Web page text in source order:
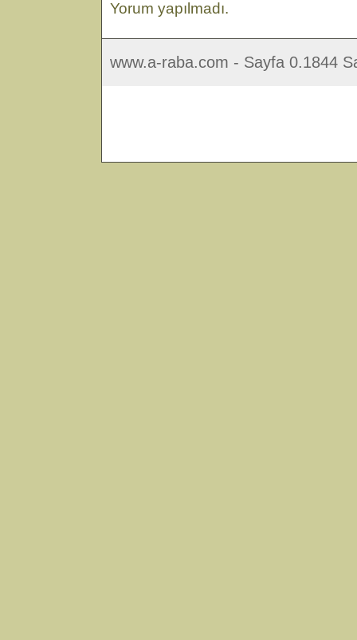
Yorum yapılmadı.
www.a-raba.com - Sayfa 0.1844